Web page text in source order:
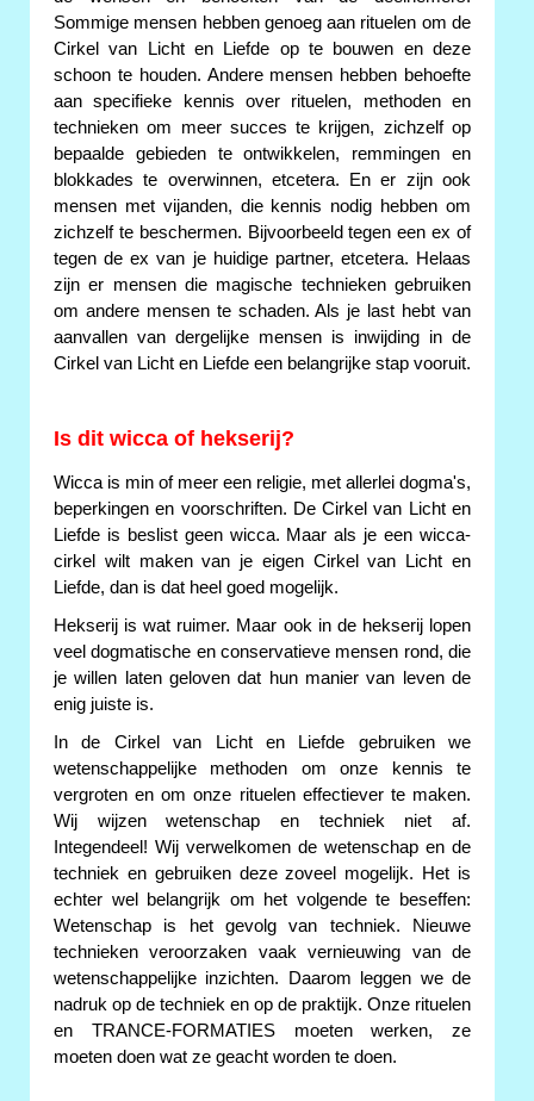
Sommige mensen hebben genoeg aan rituelen om de
Cirkel van Licht en Liefde op te bouwen en deze
schoon te houden. Andere mensen hebben behoefte
aan specifieke kennis over rituelen, methoden en
technieken om meer succes te krijgen, zichzelf op
bepaalde gebieden te ontwikkelen, remmingen en
blokkades te overwinnen, etcetera. En er zijn ook
mensen met vijanden, die kennis nodig hebben om
zichzelf te beschermen. Bijvoorbeeld tegen een ex of
tegen de ex van je huidige partner, etcetera. Helaas
zijn er mensen die magische technieken gebruiken
om andere mensen te schaden. Als je last hebt van
aanvallen van dergelijke mensen is inwijding in de
Cirkel van Licht en Liefde een belangrijke stap vooruit.
Is dit wicca of hekserij?
Wicca is min of meer een religie, met allerlei dogma's,
beperkingen en voorschriften. De Cirkel van Licht en
Liefde is beslist geen wicca. Maar als je een wicca-
cirkel wilt maken van je eigen Cirkel van Licht en
Liefde, dan is dat heel goed mogelijk.
Hekserij is wat ruimer. Maar ook in de hekserij lopen
veel dogmatische en conservatieve mensen rond, die
je willen laten geloven dat hun manier van leven de
enig juiste is.
In de Cirkel van Licht en Liefde gebruiken we
wetenschappelijke methoden om onze kennis te
vergroten en om onze rituelen effectiever te maken.
Wij wijzen wetenschap en techniek niet af.
Integendeel! Wij verwelkomen de wetenschap en de
techniek en gebruiken deze zoveel mogelijk. Het is
echter wel belangrijk om het volgende te beseffen:
Wetenschap is het gevolg van techniek. Nieuwe
technieken veroorzaken vaak vernieuwing van de
wetenschappelijke inzichten. Daarom leggen we de
nadruk op de techniek en op de praktijk. Onze rituelen
en TRANCE-FORMATIES moeten werken, ze
moeten doen wat ze geacht worden te doen.